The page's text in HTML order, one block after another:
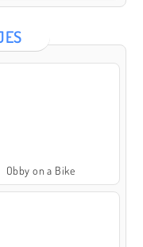
Obby on a Bike